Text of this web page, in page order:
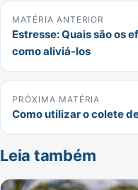
MATÉRIA ANTERIOR
Estresse: Quais são os
como aliviá-los
PRÓXIMA MATÉRIA
Como utilizar o colete
Leia também